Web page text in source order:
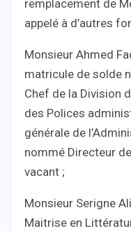
remplacement de
appelé à d’autres
Monsieur Ahmed
matricule de solde
Chef de la Division
des Polices
générale de
nommé Directeur
vacant ;
Monsieur Serigne
Maitrise en